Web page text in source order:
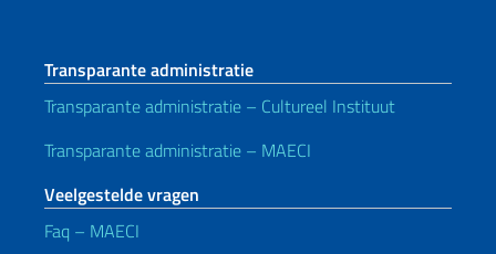
Transparante administratie
Transparante administratie – Cultureel Instituut
Transparante administratie – MAECI
Veelgestelde vragen
Faq – MAECI